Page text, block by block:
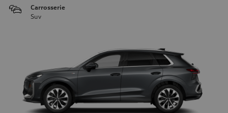
Carrosserie
Suv